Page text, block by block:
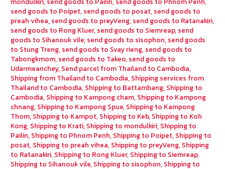
send goods to Poipet, send goods to posat, send goods to
preah vihea, send goods to preyVeng, send goods to Ratanakiri,
send goods to Rong Kluer, send goods to Siemreap, send
goods to Sihanouk vile, send goods to sisophon, send goods
to Stung Treng, send goods to Svay rieng, send goods to
Tabongkmom, send goods to Takeo, send goods to
Udarmeanchey, Send parcel from Thailand to Cambodia,
Shipping from Thailand to Cambodia, Shipping services from
Thailand to Cambodia, Shipping to Battambang, Shipping to
Cambodia, Shipping to Kampong cham, Shipping to Kampong
chnang, Shipping to Kampong Spue, Shipping to Kampong
Thom, Shipping to Kampot, Shipping to Keb, Shipping to Koh
Kong, Shipping to Krati, Shipping to mondulkiri, Shipping to
Pailin, Shipping to Phnom Penh, Shipping to Poipet, Shipping to
posat, Shipping to preah vihea, Shipping to preyVeng, Shipping
to Ratanakiri, Shipping to Rong Kluer, Shipping to Siemreap,
Shipping to Sihanouk vile, Shipping to sisophon, Shipping to